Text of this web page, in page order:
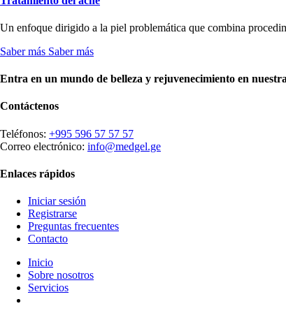
Un enfoque dirigido a la piel problemática que combina
Saber más Saber más
Entra en un mundo de belleza y rejuvenecimiento en
Contáctenos
Teléfonos: +995 596 57 57 57
Correo electrónico: info@medgel.ge
Enlaces rápidos
Iniciar sesión
Registrarse
Preguntas frecuentes
Contacto
Inicio
Sobre nosotros
Servicios